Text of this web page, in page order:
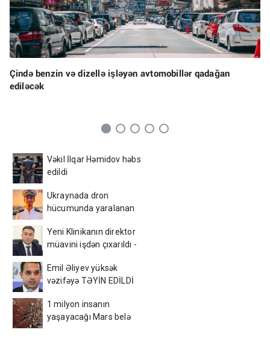
Çində benzin və dizellə işləyən avtomobillər qadağan
ediləcək
Vəkil İlqar Həmidov həbs
edildi
Ukraynada dron
hücumunda yaralanan
VƏFAT ETDİ
Yeni Klinikanın direktor
müavini işdən çıxarıldı -
Emil Əliyev yüksək
vəzifəyə TƏYİN EDİLDİ
1 milyon insanın
yaşayacağı Mars belə